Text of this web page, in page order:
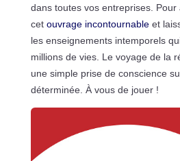
dans toutes vos entreprises.
cet ouvrage incontournableet
les enseignements intemporels
millions de vies. Le voyage de la
une simple prise de conscience
déterminée. À vous de jouer !